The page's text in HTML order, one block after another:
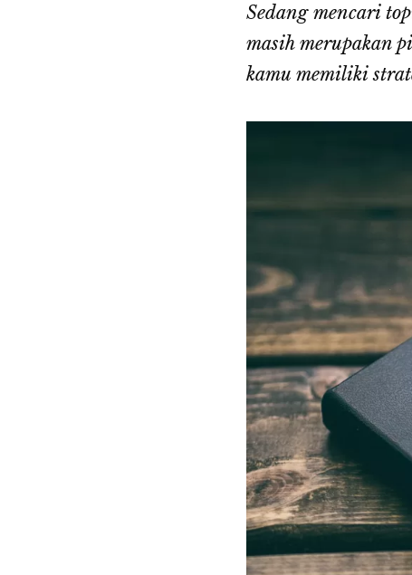
Sedang mencari
masih merupakan
kamu memiliki